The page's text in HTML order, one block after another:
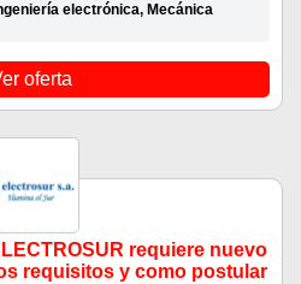
electrónica, Mecánica
oferta
requiere nuevo
requisitos y como postular